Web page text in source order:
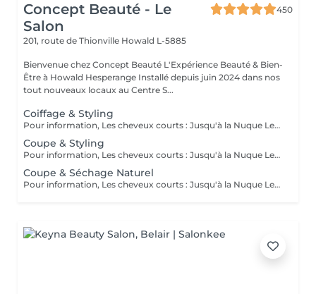
Concept Beauté - Le
Salon
450
201, route de Thionville Howald L-5885
Bienvenue chez Concept Beauté L'Expérience Beauté & Bien-
Être à Howald Hesperange Installé depuis juin 2024 dans nos
tout nouveaux locaux au Centre S...
Coiffage & Styling
Pour information, Les cheveux courts : Jusqu'à la Nuque Les cheveux mi-longs : Jusqu'à l'épaule Les cheveux longs : En dessous de l'épaule Un supplément sera demandé pour les cheveux très longs, (jusqu'au milieu du dos)
Coupe & Styling
Pour information, Les cheveux courts : Jusqu'à la Nuque Les cheveux mi-longs : Jusqu'à l'épaule Les cheveux longs : En dessous de l'épaule Un supplément sera demandé pour les cheveux très longs, (jusqu'au milieu du dos)
Coupe & Séchage Naturel
Pour information, Les cheveux courts : Jusqu'à la Nuque Les cheveux mi-longs : Jusqu'à l'épaule Les cheveux longs : En dessous de l'épaule Un supplément sera demandé pour les cheveux très long, (jusqu'au milieu du dos)